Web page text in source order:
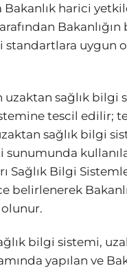
Bakanlık harici
standartlara uygun
uzaktan sağlık bilgi
tescil edilir;
sağlık bilgi
sunumunda
Sağlık Bilgi
belirlenerek
bilgi sistemi,
yapılan ve